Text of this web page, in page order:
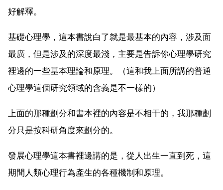
好解釋。
基礎心理學，這本書說白了就是最基本的內容，涉及面
最廣，但是涉及的深度最淺，主要是告訴你心理學研究
裡邊的一些基本理論和原理。（這和我上面所講的普通
心理學這個研究領域的含義是不一樣的）
上面的那種劃分和書本裡的內容是不相干的，我那種劃
分只是按科研角度來劃分的。
發展心理學這本書裡邊講的是，從人出生一直到死，這
期間人類心理行為產生的各種機制和原理。